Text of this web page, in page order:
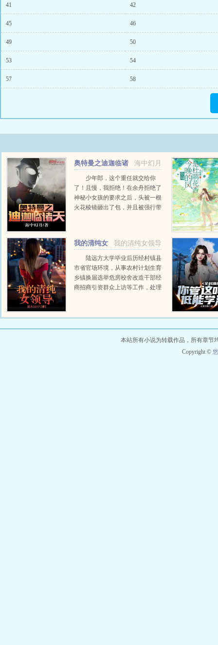
41 42
45 46
49 50
53 54
57 58
海中幻月
奥特曼之迪迦临诸
少年郎，这个重任就交给你
了！且慢，我拒绝！在余舟拒绝了
神秘小女孩的要求之后，头被一根
火花棱镜砸出了包，并且被强行带
我的清纯女领导
我的清纯女
领导陆远方大学毕业后历经村镇县
市省官场环境，从事农村计划生育
乡镇换届选举危房校舍改造干部经
商招商引资群众上访等工作，处理
本站所有小说为转载作品，所有章节
Copyright ©